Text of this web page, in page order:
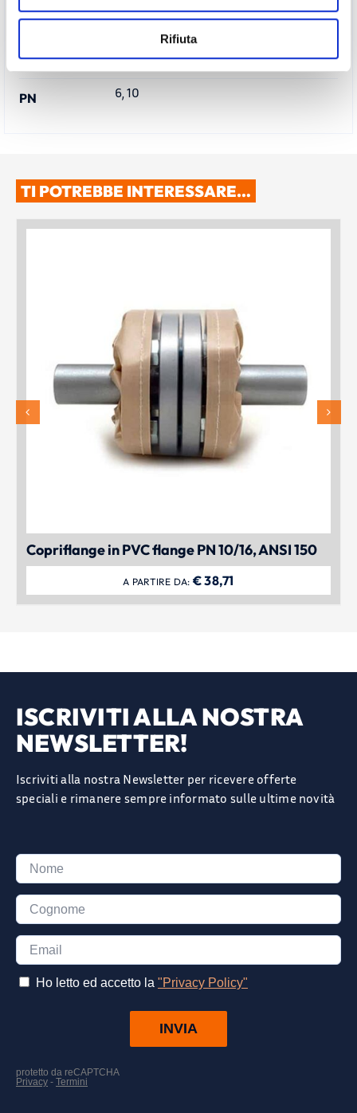
Rifiuta
DN 50, 65, 80, 100, 125, 150, 200
Tenute
PN 6, 10
TI POTREBBE INTERESSARE…
Copriflange in PVC flange PN 10/16, ANSI 150
A PARTIRE DA: €38,71
ISCRIVITI ALLA NOSTRA
NEWSLETTER!
Iscriviti alla nostra Newsletter per ricevere offerte
speciali e rimanere sempre informato sulle ultime novità